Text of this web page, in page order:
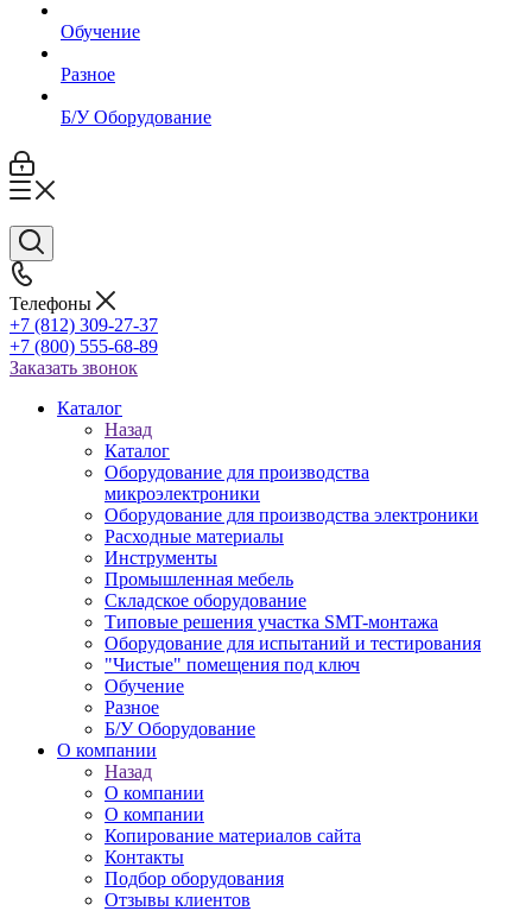
Обучение
Разное
Б/У Оборудование
Телефоны
+7 (812) 309-27-37
+7 (800) 555-68-89
Заказать звонок
Каталог
Назад
Каталог
Оборудование для производства
микроэлектроники
Оборудование для производства электроники
Расходные материалы
Инструменты
Промышленная мебель
Складское оборудование
Типовые решения участка SMT-монтажа
Оборудование для испытаний и тестирования
"Чистые" помещения под ключ
Обучение
Разное
Б/У Оборудование
О компании
Назад
О компании
О компании
Копирование материалов сайта
Контакты
Подбор оборудования
Отзывы клиентов